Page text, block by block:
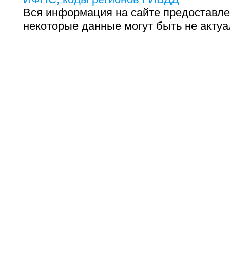
Вся информация на сайте
некоторые данные могут быть не